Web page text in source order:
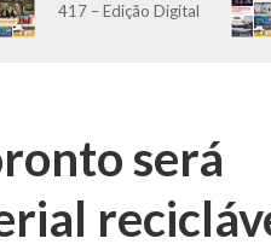
417 – Edição Digital
será